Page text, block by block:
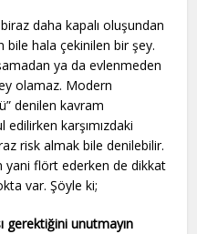
daha kapalı oluşundan
bile hala çekinilen bir şey.
ya da evlenmeden
olamaz. Modern
denilen kavram
karşımızdaki
risk almak bile denilebilir.
yani flört ederken de dikkat
var. Şöyle ki;
gerektiğini unutmayın